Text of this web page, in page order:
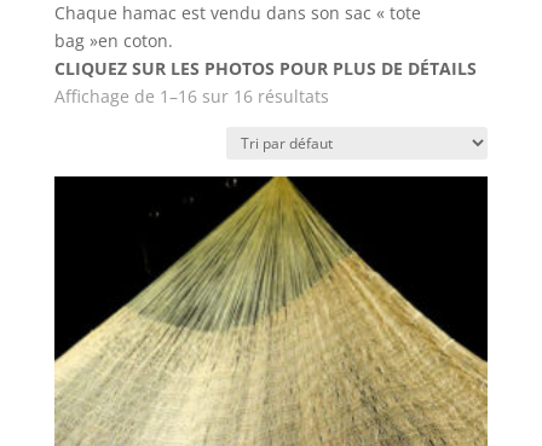
Chaque hamac est vendu dans son sac « tote
bag »en coton.
CLIQUEZ SUR LES PHOTOS POUR PLUS DE DÉTAILS
Affichage de 1–16 sur 16 résultats